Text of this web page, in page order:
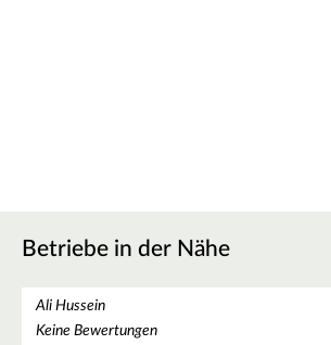
Betriebe in der Nähe
Ali Hussein
Keine Bewertungen